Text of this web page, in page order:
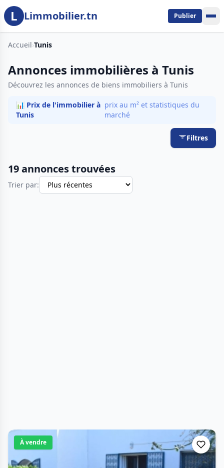
Aller au contenu principal
L Limmobilier.tn Publier
Accueil›Tunis
Annonces immobilières à Tunis
Découvrez les annonces de biens immobiliers à Tunis
📊 Prix de l'immobilier à
Tunis
prix au m² et statistiques du
marché
Filtres
19 annonces trouvées
Trier par:
À vendre